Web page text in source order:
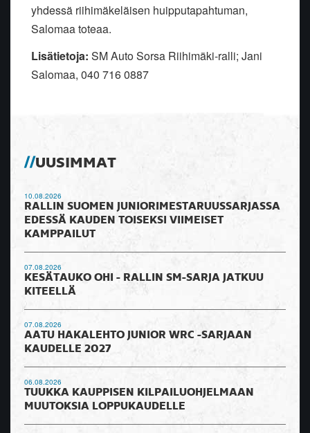
yhdessä riihimäkeläisen huipputapahtuman,
Salomaa toteaa.
Lisätietoja: SM Auto Sorsa Riihimäki-ralli; Jani
Salomaa, 040 716 0887
UUSIMMAT
10.08.2026
RALLIN SUOMEN JUNIORIMESTARUUSSARJASSA
EDESSÄ KAUDEN TOISEKSI VIIMEISET
KAMPPAILUT
07.08.2026
KESÄTAUKO OHI - RALLIN SM-SARJA JATKUU
KITEELLÄ
07.08.2026
AATU HAKALEHTO JUNIOR WRC -SARJAAN
KAUDELLE 2027
06.08.2026
TUUKKA KAUPPISEN KILPAILUOHJELMAAN
MUUTOKSIA LOPPUKAUDELLE